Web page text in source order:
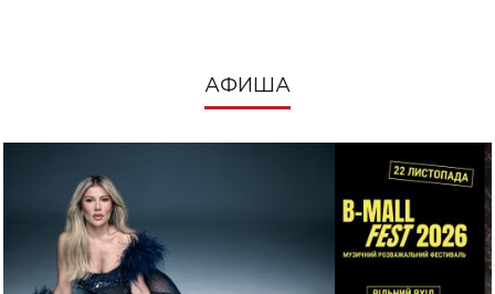
АФИША